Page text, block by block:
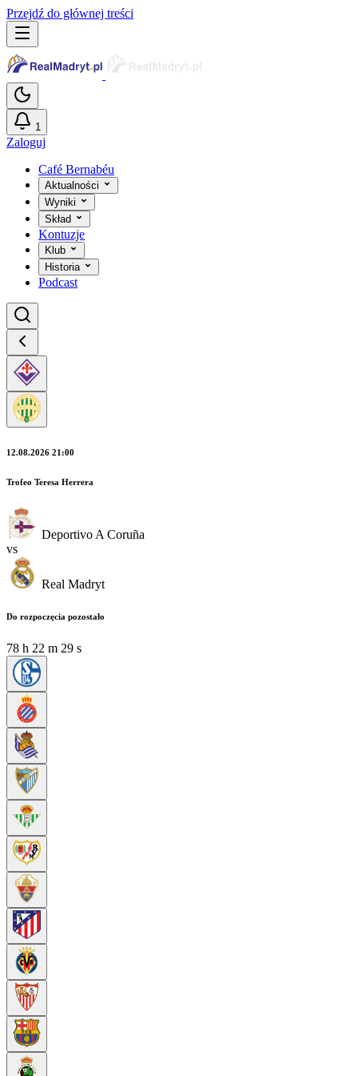
Przejdź do głównej treści
1
Zaloguj
Café Bernabéu
Aktualności
Wyniki
Skład
Kontuzje
Klub
Historia
Podcast
12.08.2026 21:00
Trofeo Teresa Herrera
Deportivo A Coruña
vs
Real Madryt
Do rozpoczęcia pozostało
78 h 22 m 28 s